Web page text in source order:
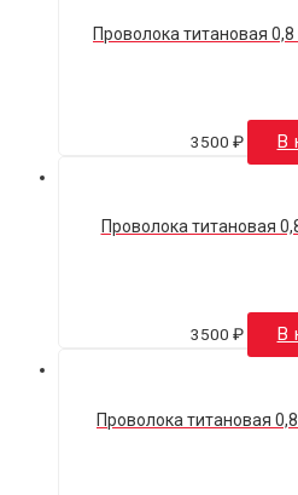
Проволока титановая
3500 ₽ В
Проволока титановая
3500 ₽ В
Проволока титановая